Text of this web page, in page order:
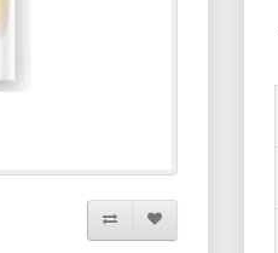
افزودن به لیست دلخواه
مقایسه این محصول